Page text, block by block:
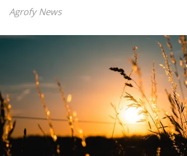
Agrofy News